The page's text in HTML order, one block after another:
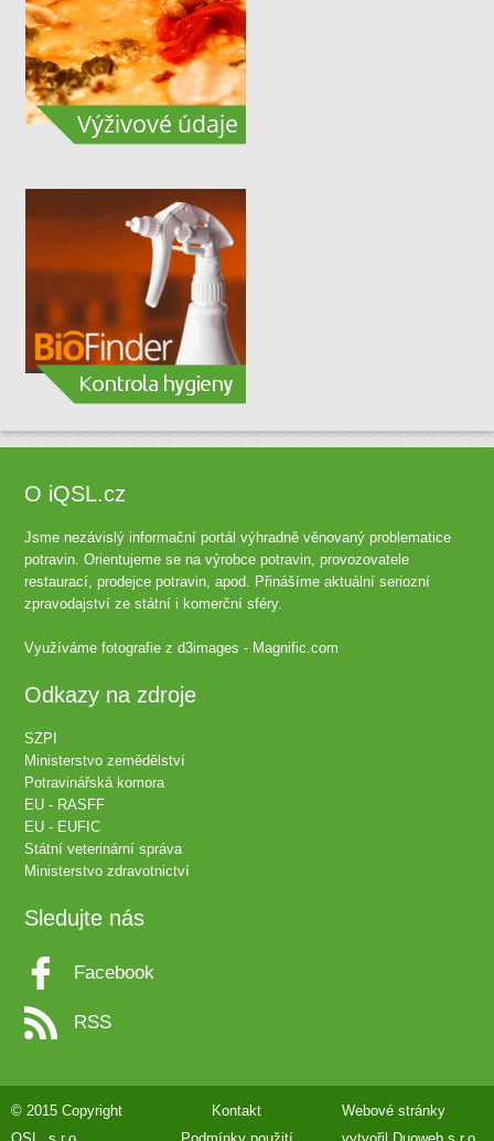
O iQSL.cz
Jsme nezávislý informační portál výhradně věnovaný problematice
potravin. Orientujeme se na výrobce potravin, provozovatele
restaurací, prodejce potravin, apod. Přinášíme aktuální seriozní
zpravodajství ze státní i komerční sféry.
Využíváme fotografie zd3images - Magnific.com
Odkazy na zdroje
SZPI
Ministerstvo zemědělství
Potravinářská komora
EU - RASFF
EU - EUFIC
Státní veterinární správa
Ministerstvo zdravotnictví
Sledujte nás
Facebook
RSS
© 2015 Copyright
Kontakt
Webové stránky